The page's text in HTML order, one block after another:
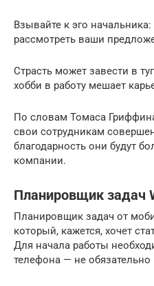
Взывайте к эго начальника:
рассмотреть ваши
Страсть может завести в
хобби в работу мешает
По словам Томаса
свои сотрудникам
благодарность они будут
компании.
Планировщик задач
Планировщик задач от
который, кажется, хочет
Для начала работы
телефона — не